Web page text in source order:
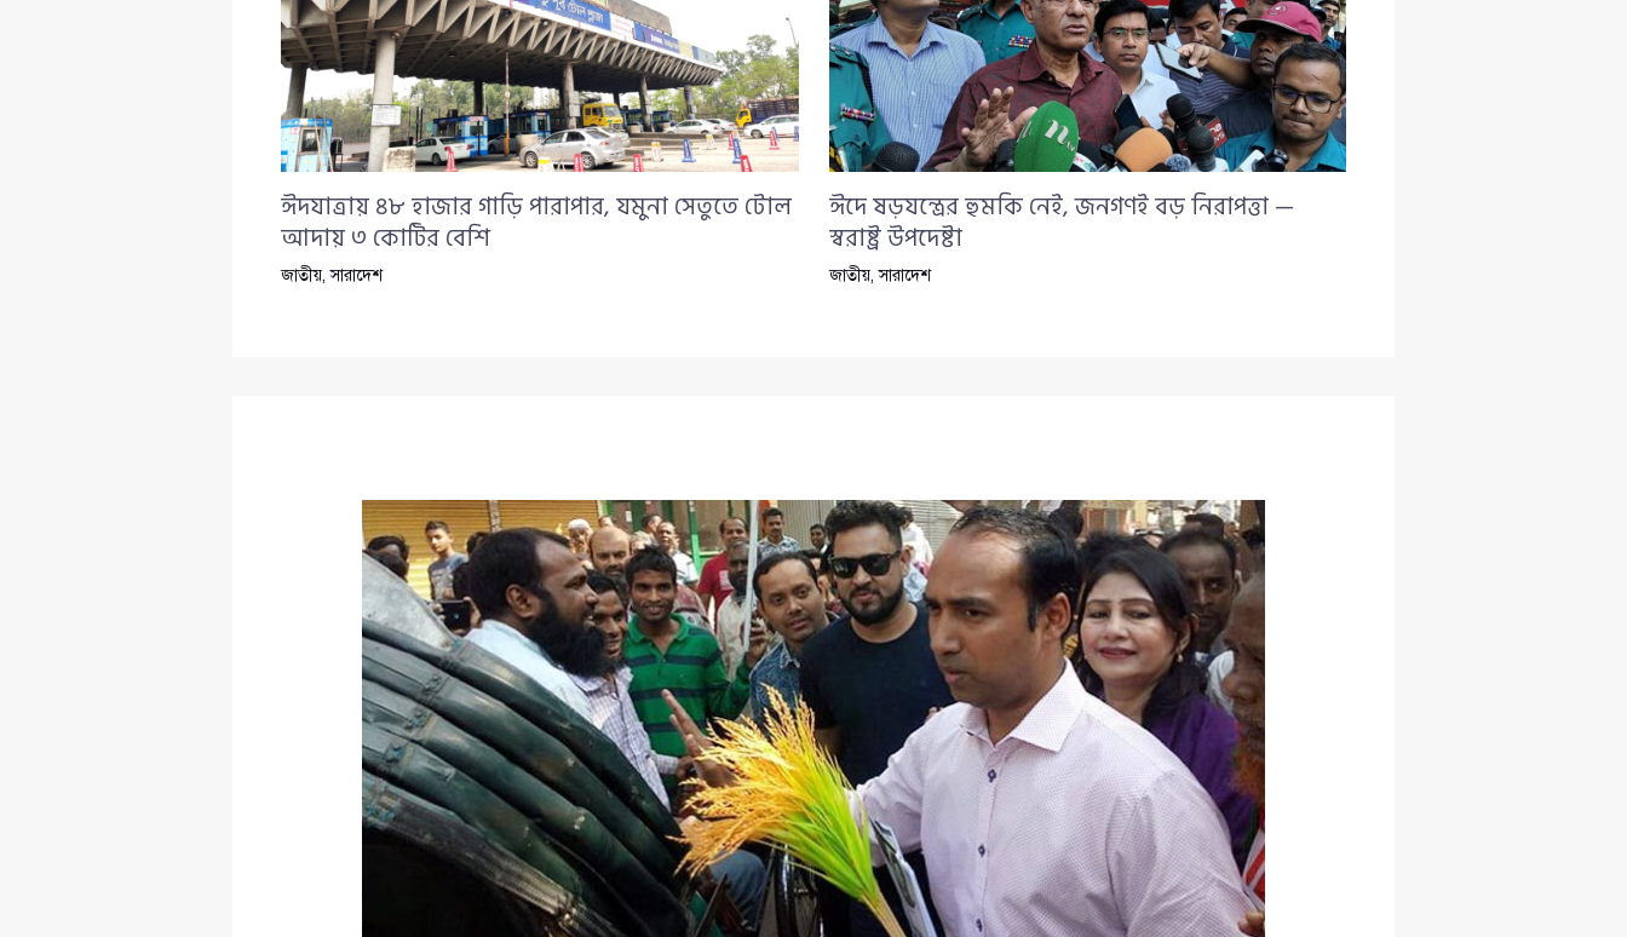
ঈদযাত্রায় ৪৮ হাজার গাড়ি পারাপার, যমুনা সেতুতে টোল
আদায় ৩ কোটির বেশি
জাতীয়,সারাদেশ
ঈদে ষড়যন্ত্রের হুমকি নেই, জনগণই বড় নিরাপত্তা —
স্বরাষ্ট্র উপদেষ্টা
জাতীয়,সারাদেশ